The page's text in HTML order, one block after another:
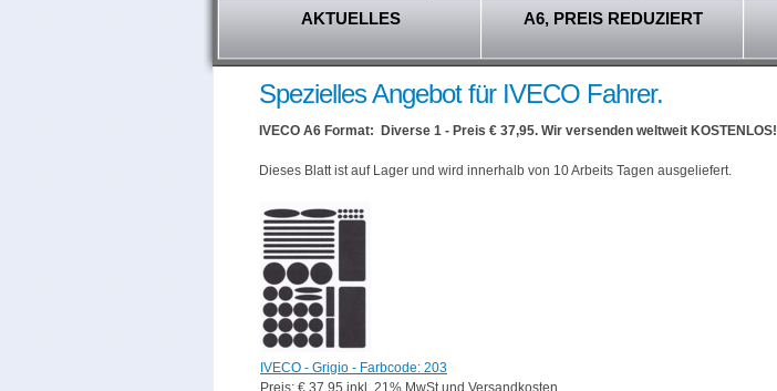
AKTUELLES A6, PREIS REDUZIERT
Spezielles Angebot für IVECO Fahrer.
IVECO A6 Format: Diverse 1 - Preis € 37,95. Wir versenden weltweit KOSTENLOS!
Dieses Blatt ist auf Lager und wird innerhalb von 10 Arbeits Tagen ausgeliefert.
IVECO - Grigio - Farbcode: 203
Preis: € 37,95 inkl. 21% MwSt und Versandkosten